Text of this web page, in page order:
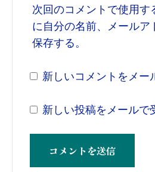
次回のコメントで使用す
に自分の名前、メールア
保存する。
新しいコメントをメー
新しい投稿をメールで